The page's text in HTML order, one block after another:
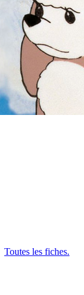
Toutes les fiches.